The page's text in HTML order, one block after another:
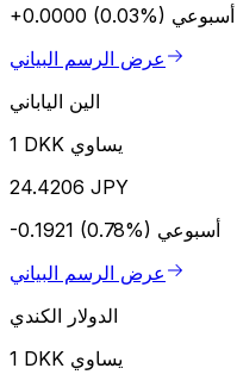
+0.0000 (0.03%) أسبوعي
عرض الرسم البياني
الين الياباني
1 DKK يساوي
24.4206 JPY
-0.1921 (0.78%) أسبوعي
عرض الرسم البياني
الدولار الكندي
1 DKK يساوي